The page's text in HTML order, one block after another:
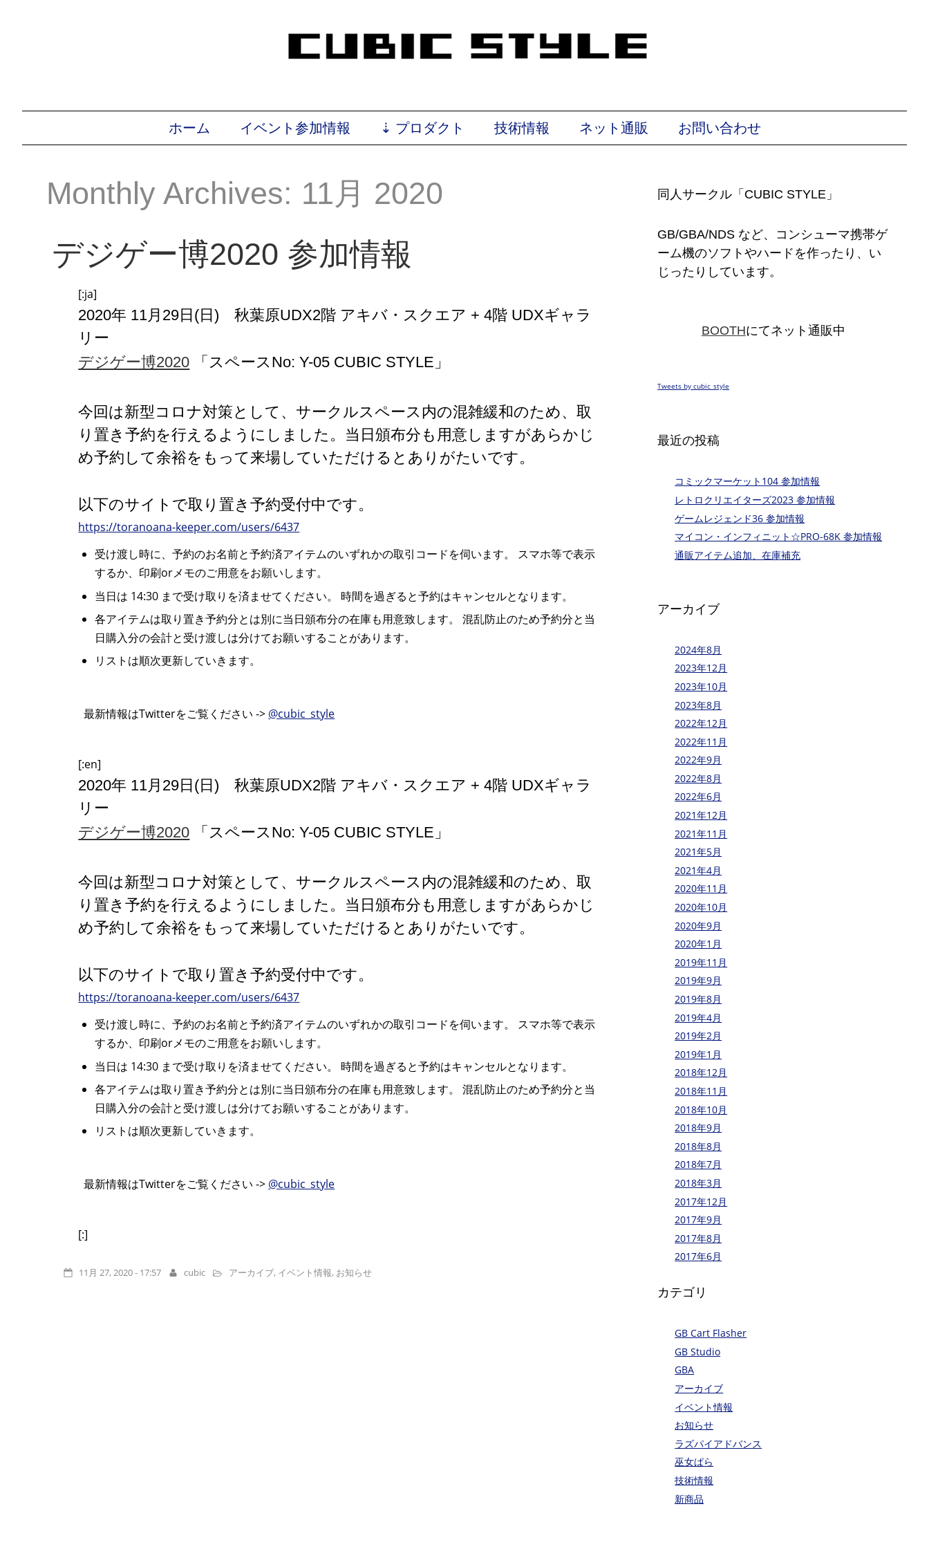
ホーム イベント参加情報 ⇣ プロダクト 技術情報 ネット通販 お問い合わせ
Monthly Archives: 11月 2020
デジゲー博2020 参加情報
[:ja]
2020年 11月29日(日) 秋葉原UDX2階 アキバ・スクエア + 4階 UDXギャラ
リー
デジゲー博2020 「スペースNo: Y-05 CUBIC STYLE」
今回は新型コロナ対策として、サークルスペース内の混雑緩和のため、取
り置き予約を行えるようにしました。当日頒布分も用意しますがあらかじ
め予約して余裕をもって来場していただけるとありがたいです。
以下のサイトで取り置き予約受付中です。
https://toranoana-keeper.com/users/6437
受け渡し時に、予約のお名前と予約済アイテムのいずれかの取引コードを伺います。 スマホ等で表示
するか、印刷orメモのご用意をお願いします。
当日は 14:30 まで受け取りを済ませてください。 時間を過ぎると予約はキャンセルとなります。
各アイテムは取り置き予約分とは別に当日頒布分の在庫も用意致します。 混乱防止のため予約分と当
日購入分の会計と受け渡しは分けてお願いすることがあります。
リストは順次更新していきます。
最新情報はTwitterをご覧ください -> @cubic_style
[:en]
2020年 11月29日(日) 秋葉原UDX2階 アキバ・スクエア + 4階 UDXギャラ
リー
デジゲー博2020 「スペースNo: Y-05 CUBIC STYLE」
今回は新型コロナ対策として、サークルスペース内の混雑緩和のため、取
り置き予約を行えるようにしました。当日頒布分も用意しますがあらかじ
め予約して余裕をもって来場していただけるとありがたいです。
以下のサイトで取り置き予約受付中です。
https://toranoana-keeper.com/users/6437
受け渡し時に、予約のお名前と予約済アイテムのいずれかの取引コードを伺います。 スマホ等で表示
するか、印刷orメモのご用意をお願いします。
当日は 14:30 まで受け取りを済ませてください。 時間を過ぎると予約はキャンセルとなります。
各アイテムは取り置き予約分とは別に当日頒布分の在庫も用意致します。 混乱防止のため予約分と当
日購入分の会計と受け渡しは分けてお願いすることがあります。
リストは順次更新していきます。
最新情報はTwitterをご覧ください -> @cubic_style
[:]
11月 27, 2020 - 17:57 cubic アーカイブ, イベント情報, お知らせ
同人サークル「CUBIC STYLE」
GB/GBA/NDS など、コンシューマ携帯ゲ
ーム機のソフトやハードを作ったり、い
じったりしています。
BOOTHにてネット通販中
Tweets by cubic_style
最近の投稿
コミックマーケット104 参加情報
レトロクリエイターズ2023 参加情報
ゲームレジェンド36 参加情報
マイコン・インフィニット☆PRO-68K 参加情報
通販アイテム追加、在庫補充
アーカイブ
2024年8月
2023年12月
2023年10月
2023年8月
2022年12月
2022年11月
2022年9月
2022年8月
2022年6月
2021年12月
2021年11月
2021年5月
2021年4月
2020年11月
2020年10月
2020年9月
2020年1月
2019年11月
2019年9月
2019年8月
2019年4月
2019年2月
2019年1月
2018年12月
2018年11月
2018年10月
2018年9月
2018年8月
2018年7月
2018年3月
2017年12月
2017年9月
2017年8月
2017年6月
カテゴリ
GB Cart Flasher
GB Studio
GBA
アーカイブ
イベント情報
お知らせ
ラズパイアドバンス
巫女ぱら
技術情報
新商品